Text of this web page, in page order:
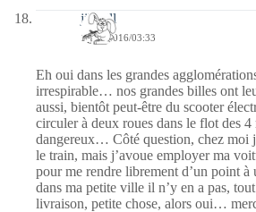
jill bill
12/09/2016/03:33
Eh oui dans les grandes
irrespirable… nos grandes billes ont
aussi, bientôt peut-être du scooter
circuler à deux roues dans le flot des 4
dangereux… Côté question, chez moi
le train, mais j’avoue employer ma
pour me rendre librement d’un point
dans ma petite ville il n’y en a pas,
livraison, petite chose, alors oui…